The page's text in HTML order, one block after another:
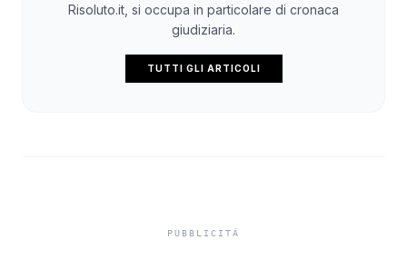
Risoluto.it, si occupa in particolare di cronaca
giudiziaria.
TUTTI GLI ARTICOLI